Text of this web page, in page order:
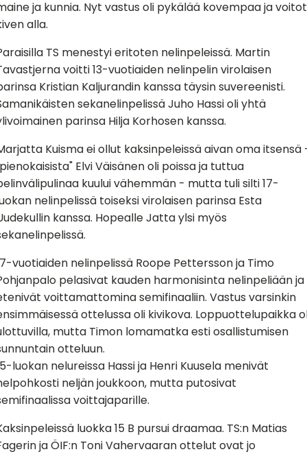
ja kunnia. Nyt vastus oli pykälää kovempaa ja voitot
alla.
TS menestyi eritoten nelinpeleissä. Martin
voitti 13-vuotiaiden nelinpelin virolaisen
Kristian Kaljurandin kanssa täysin suvereenisti.
sekanelinpelissä Juho Hassi oli yhtä
parinsa Hilja Korhosen kanssa.
Kuisma ei ollut kaksinpeleissä aivan oma itsensä
Elvi Väisänen oli poissa ja tuttua
kuului vähemmän - mutta tuli silti 17-
nelinpelissä toiseksi virolaisen parinsa Esta
kanssa. Hopealle Jatta ylsi myös
vuotiaiden nelinpelissä Roope Pettersson ja Timo
pelasivat kauden harmonisinta nelinpeliään ja
voittamattomina semifinaaliin. Vastus varsinkin
ottelussa oli kivikova. Loppuottelupaikka
mutta Timon lomamatka esti osallistumisen
otteluun.
luokan nelureissa Hassi ja Henri Kuusela menivät
neljän joukkoon, mutta putosivat
voittajaparille.
luokka 15 B pursui draamaa. TS:n Matias
ja ÖIF:n Toni Vahervaaran ottelut ovat jo